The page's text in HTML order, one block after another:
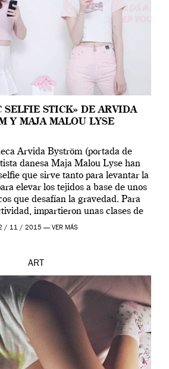
SELFIE STICK» DE ARVIDA
Y MAJA MALOU LYSE
Arvida Byström (portada de
danesa Maja Malou Lyse han
que sirve tanto para levantar la
elevar los tejidos a base de unos
que desafían la gravedad. Para
impartieron unas clases de
en el Tate […]
/ 11 / 2015 — VER MÁS
ART